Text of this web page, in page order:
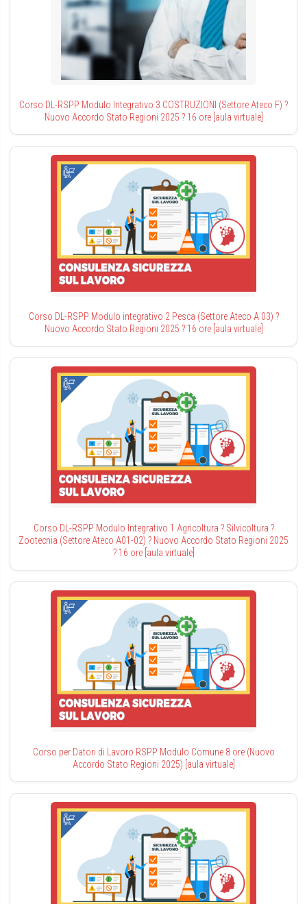
Corso DL-RSPP Modulo Integrativo 3 COSTRUZIONI (Settore Ateco F) ?
Nuovo Accordo Stato Regioni 2025 ? 16 ore [aula virtuale]
Corso DL-RSPP Modulo integrativo 2 Pesca (Settore Ateco A 03) ?
Nuovo Accordo Stato Regioni 2025 ? 16 ore [aula virtuale]
Corso DL-RSPP Modulo Integrativo 1 Agricoltura ? Silvicoltura ?
Zootecnia (Settore Ateco A01-02) ? Nuovo Accordo Stato Regioni 2025
? 16 ore [aula virtuale]
Corso per Datori di Lavoro RSPP Modulo Comune 8 ore (Nuovo
Accordo Stato Regioni 2025) [aula virtuale]